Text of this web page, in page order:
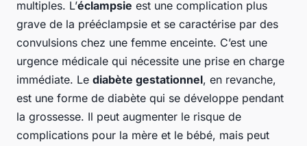
multiples. L’éclampsie est une complication plus
grave de la prééclampsie et se caractérise par des
convulsions chez une femme enceinte. C’est une
urgence médicale qui nécessite une prise en charge
immédiate. Le diabète gestationnel, en revanche,
est une forme de diabète qui se développe pendant
la grossesse. Il peut augmenter le risque de
complications pour la mère et le bébé, mais peut